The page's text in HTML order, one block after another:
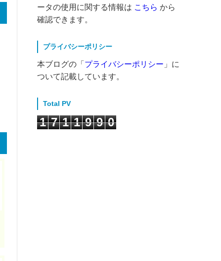
ータの使用に関する情報は こちら から
確認できます。
プライバシーポリシー
本ブログの「 プライバシーポリシー 」に
ついて記載しています。
Total PV
1 7 1 1 9 9 0